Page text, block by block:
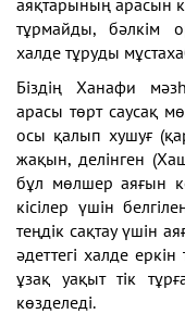
тұрмайды, бәлкім
халде тұруды
Біздің Ханафи
арасы төрт саусақ
осы қалып хушуғ
жақын, делінген
бұл мөлшер аяғын
кісілер үшін
теңдік сақтау үшін
әдеттегі халде
ұзақ уақыт тік
көзделеді.